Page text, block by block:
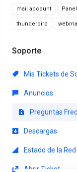
mail account
thunderbird
Soporte
Mis Tickets de
Anuncios
Preguntas
Descargas
Estado de la Red
Abrir Ticket